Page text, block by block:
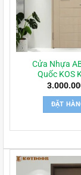
Cửa Nhựa
Quốc KOS
ĐẶT